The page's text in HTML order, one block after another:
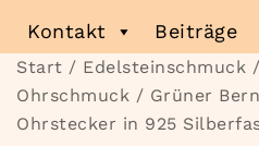
Kontakt
Beiträge
Start / Edelsteinschmuck /
Ohrschmuck / Grüner
Ohrstecker in 925